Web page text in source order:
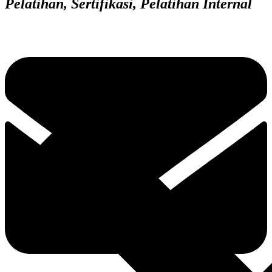
Pelatihan, Sertifikasi, Pelatihan Internal